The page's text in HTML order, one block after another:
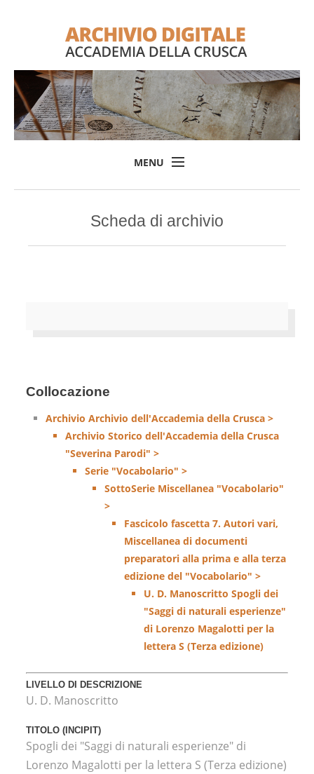
MENU
L'Archivio
Scheda di archivio
Collocazione
Archivio Archivio dell'Accademia della Crusca >
Archivio Storico dell'Accademia della Crusca
"Severina Parodi" >
Serie "Vocabolario" >
SottoSerie Miscellanea "Vocabolario"
>
Fascicolo fascetta 7. Autori vari,
Miscellanea di documenti
preparatori alla prima e alla terza
edizione del "Vocabolario" >
U. D. Manoscritto Spogli dei
"Saggi di naturali esperienze"
di Lorenzo Magalotti per la
lettera S (Terza edizione)
LIVELLO DI DESCRIZIONE
U. D. Manoscritto
TITOLO (INCIPIT)
Spogli dei "Saggi di naturali esperienze" di
Lorenzo Magalotti per la lettera S (Terza edizione)